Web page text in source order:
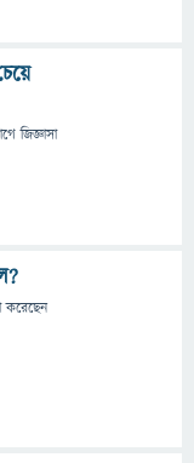
জিজ্ঞাসা
করেছেন